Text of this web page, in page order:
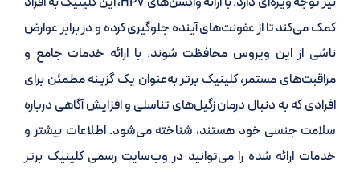
کمک می‌کند تا از عفونت‌های آینده جلوگیری کرده و در برابر عوارض
ناشی از این ویروس محافظت شوند. با ارائه خدمات جامع و
مراقبت‌های مستمر، کلینیک برتر به‌عنوان یک گزینه مطمئن برای
افرادی که به دنبال درمان زگیل‌های تناسلی و افزایش آگاهی درباره
سلامت جنسی خود هستند، شناخته می‌شود. اطلاعات بیشتر و
خدمات ارائه شده را می‌توانید در وب‌سایت رسمی کلینیک برتر